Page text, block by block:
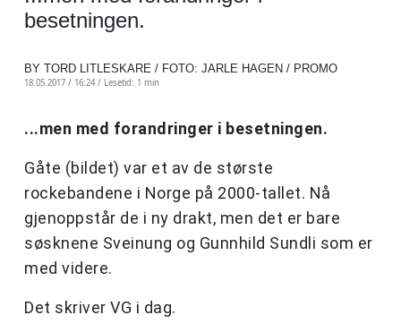
besetningen.
BY TORD LITLESKARE / FOTO: JARLE HAGEN / PROMO
18.05.2017 / 16:24 / Lesetid: 1 min
...men med forandringer i besetningen.
Gåte (bildet) var et av de største
rockebandene i Norge på 2000-tallet. Nå
gjenoppstår de i ny drakt, men det er bare
søsknene Sveinung og Gunnhild Sundli som er
med videre.
Det skriver VG i dag.